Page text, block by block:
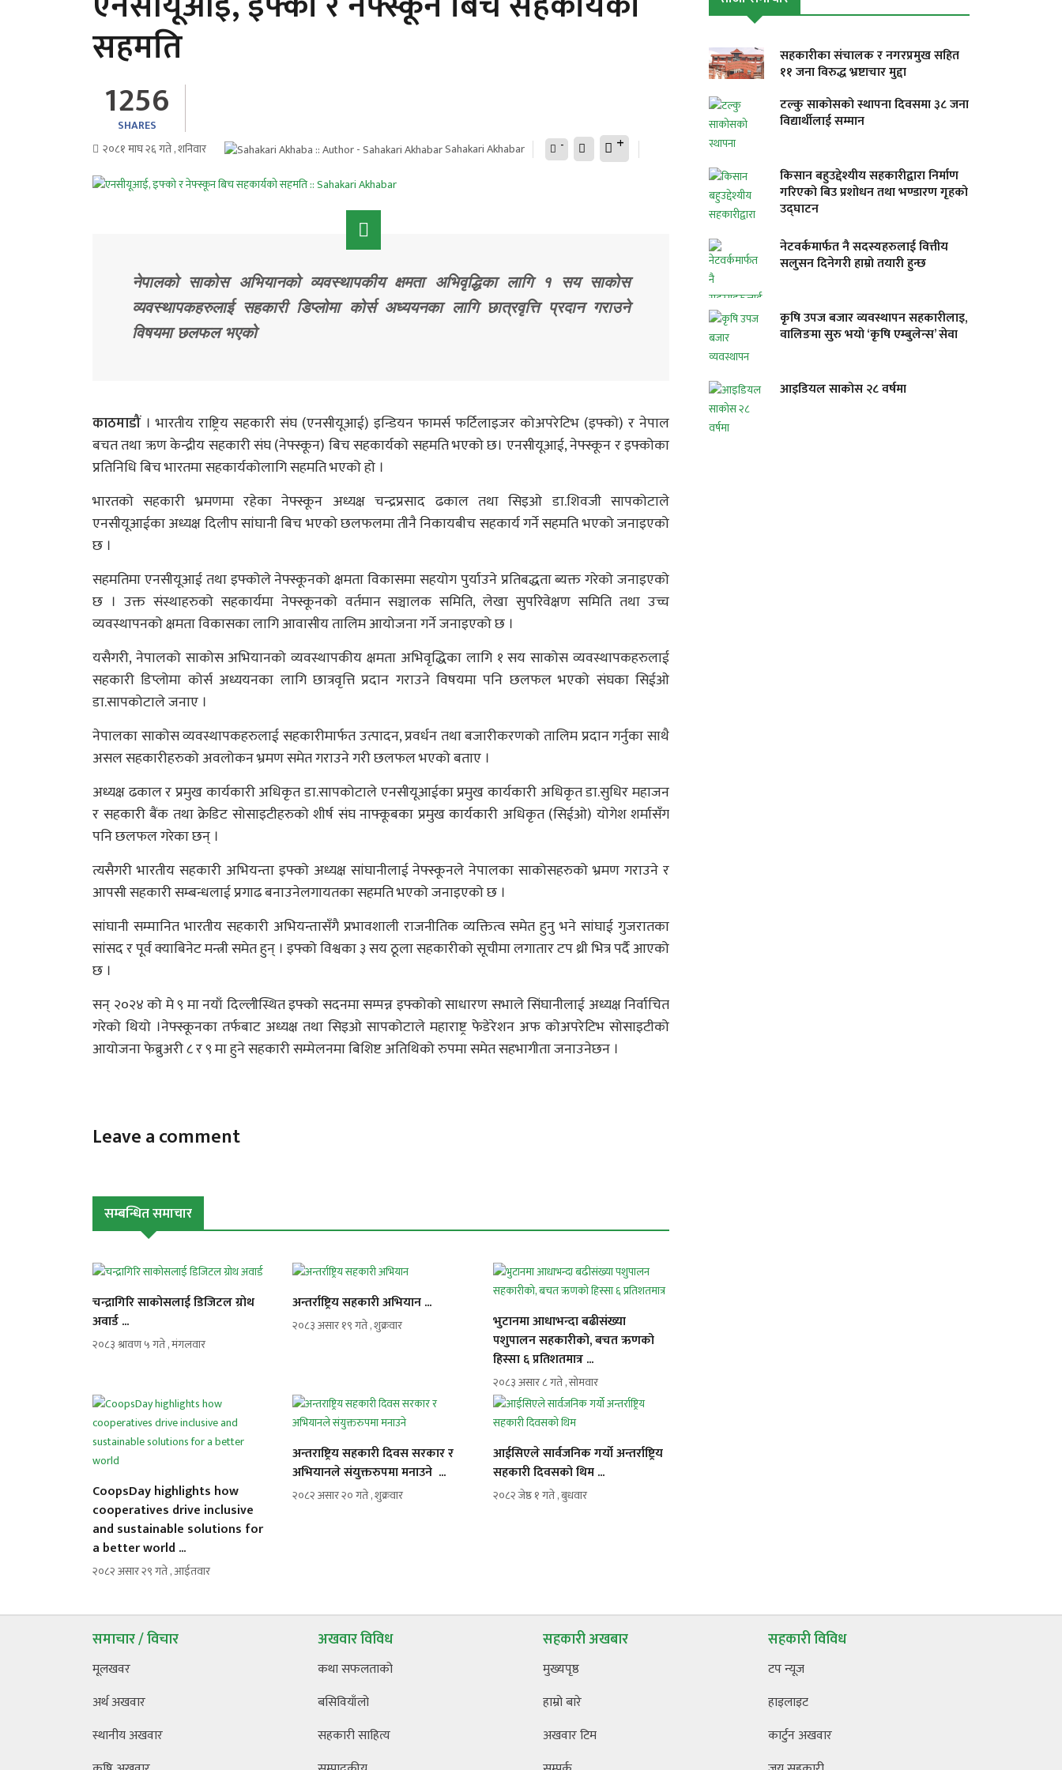
सहमति
1256
SHARES
२०८१ माघ २६ गते , शनिवार
Sahakari Akhabar - +
नेपालको साकोस अभियानको व्यवस्थापकीय क्षमता अभिवृद्धिका लागि १ सय साकोस
व्यवस्थापकहरुलाई सहकारी डिप्लोमा कोर्स अध्ययनका लागि छात्रवृत्ति प्रदान गराउने
विषयमा छलफल भएको
काठमाडौं । भारतीय राष्ट्रिय सहकारी संघ (एनसीयूआई) इन्डियन फामर्स फर्टिलाइजर कोअपरेटिभ (इफ्को) र नेपाल
बचत तथा ऋण केन्द्रीय सहकारी संघ (नेफ्स्कून) बिच सहकार्यको सहमति भएको छ। एनसीयूआई, नेफ्स्कून र इफ्कोका
प्रतिनिधि बिच भारतमा सहकार्यकोलागि सहमति भएको हो ।
भारतको सहकारी भ्रमणमा रहेका नेफ्स्कून अध्यक्ष चन्द्रप्रसाद ढकाल तथा सिइओ डा.शिवजी सापकोटाले
एनसीयूआईका अध्यक्ष दिलीप सांघानी बिच भएको छलफलमा तीनै निकायबीच सहकार्य गर्ने सहमति भएको जनाइएको
छ ।
सहमतिमा एनसीयूआई तथा इफ्कोले नेफ्स्कूनको क्षमता विकासमा सहयोग पुर्याउने प्रतिबद्धता ब्यक्त गरेको जनाइएको
छ । उक्त संस्थाहरुको सहकार्यमा नेफ्स्कूनको वर्तमान सञ्चालक समिति, लेखा सुपरिवेक्षण समिति तथा उच्च
व्यवस्थापनको क्षमता विकासका लागि आवासीय तालिम आयोजना गर्ने जनाइएको छ ।
यसैगरी, नेपालको साकोस अभियानको व्यवस्थापकीय क्षमता अभिवृद्धिका लागि १ सय साकोस व्यवस्थापकहरुलाई
सहकारी डिप्लोमा कोर्स अध्ययनका लागि छात्रवृत्ति प्रदान गराउने विषयमा पनि छलफल भएको संघका सिईओ
डा.सापकोटाले जनाए ।
नेपालका साकोस व्यवस्थापकहरुलाई सहकारीमार्फत उत्पादन, प्रवर्धन तथा बजारीकरणको तालिम प्रदान गर्नुका साथै
असल सहकारीहरुको अवलोकन भ्रमण समेत गराउने गरी छलफल भएको बताए ।
अध्यक्ष ढकाल र प्रमुख कार्यकारी अधिकृत डा.सापकोटाले एनसीयूआईका प्रमुख कार्यकारी अधिकृत डा.सुधिर महाजन
र सहकारी बैंक तथा क्रेडिट सोसाइटीहरुको शीर्ष संघ नाफ्कूबका प्रमुख कार्यकारी अधिकृत (सिईओ) योगेश शर्मासँग
पनि छलफल गरेका छन् ।
त्यसैगरी भारतीय सहकारी अभियन्ता इफ्को अध्यक्ष सांघानीलाई नेफ्स्कूनले नेपालका साकोसहरुको भ्रमण गराउने र
आपसी सहकारी सम्बन्धलाई प्रगाढ बनाउनेलगायतका सहमति भएको जनाइएको छ ।
सांघानी सम्मानित भारतीय सहकारी अभियन्तासँगै प्रभावशाली राजनीतिक व्यक्तित्व समेत हुनु भने सांघाई गुजरातका
सांसद र पूर्व क्याबिनेट मन्त्री समेत हुन् । इफ्को विश्वका ३ सय ठूला सहकारीको सूचीमा लगातार टप थ्री भित्र पर्दै आएको
छ ।
सन् २०२४ को मे ९ मा नयाँ दिल्लीस्थित इफ्को सदनमा सम्पन्न इफ्कोको साधारण सभाले सिंघानीलाई अध्यक्ष निर्वाचित
गरेको थियो ।नेफ्स्कूनका तर्फबाट अध्यक्ष तथा सिइओ सापकोटाले महाराष्ट्र फेडेरेशन अफ कोअपरेटिभ सोसाइटीको
आयोजना फेब्रुअरी ८ र ९ मा हुने सहकारी सम्मेलनमा बिशिष्ट अतिथिको रुपमा समेत सहभागीता जनाउनेछन ।
Leave a comment
सम्बन्धित समाचार
चन्द्रागिरि साकोसलाई डिजिटल ग्रोथ
अवार्ड ...
२०८३ श्रावण ५ गते , मंगलवार
अन्तर्राष्ट्रिय सहकारी अभियान ...
२०८३ असार १९ गते , शुक्रवार
भुटानमा आधाभन्दा बढीसंख्या
पशुपालन सहकारीको, बचत ऋणको
हिस्सा ६ प्रतिशतमात्र ...
२०८३ असार ८ गते , सोमवार
CoopsDay highlights how
cooperatives drive inclusive
and sustainable solutions for
a better world ...
२०८२ असार २९ गते , आईतवार
अन्तराष्ट्रिय सहकारी दिवस सरकार र
अभियानले संयुक्तरुपमा मनाउने ...
२०८२ असार २० गते , शुक्रवार
आईसिएले सार्वजनिक गर्यो अन्तर्राष्ट्रिय
सहकारी दिवसको थिम ...
२०८२ जेष्ठ १ गते , बुधवार
सहकारीका संचालक र नगरप्रमुख सहित
११ जना विरुद्ध भ्रष्टाचार मुद्दा
टल्कु साकोसको स्थापना दिवसमा ३८ जना
विद्यार्थीलाई सम्मान
किसान बहुउद्देश्यीय सहकारीद्वारा निर्माण
गरिएको बिउ प्रशोधन तथा भण्डारण गृहको
उद्घाटन
नेटवर्कमार्फत नै सदस्यहरुलाई वित्तीय
सलुसन दिनेगरी हाम्रो तयारी हुन्छ
कृषि उपज बजार व्यवस्थापन सहकारीलाइ,
वालिङमा सुरु भयो ‘कृषि एम्बुलेन्स’ सेवा
आइडियल साकोस २८ वर्षमा
समाचार / विचार
मूलखवर
अर्थ अखवार
स्थानीय अखवार
अखवार विविध
कथा सफलताको
बसिवियाँलो
सहकारी साहित्य
सहकारी अखबार
मुख्यपृष्ठ
हाम्रो बारे
अखवार टिम
सहकारी विविध
टप न्यूज
हाइलाइट
कार्टुन अखवार